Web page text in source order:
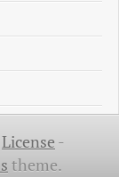
License -
theme.